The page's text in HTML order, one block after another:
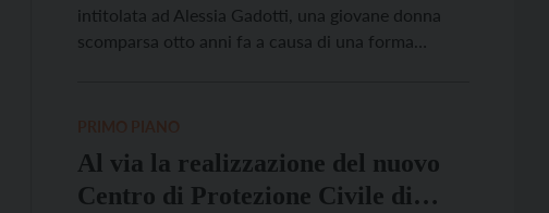
intitolata ad Alessia Gadotti, una giovane donna
scomparsa otto anni fa a causa di una forma
Al via la realizzazione del nuovo
Centro di Protezione Civile di